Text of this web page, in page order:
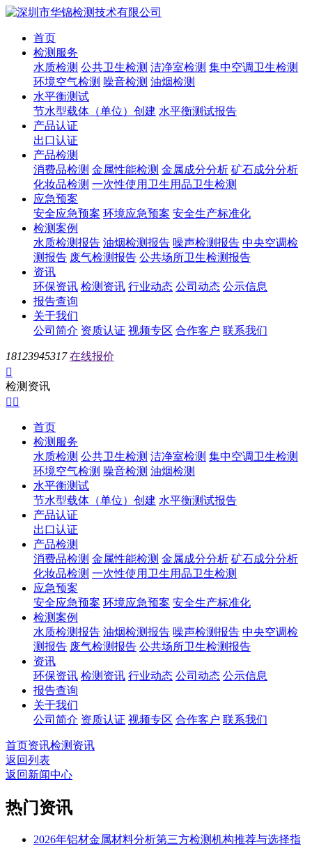
首页
检测服务
水质检测 公共卫生检测 洁净室检测 集中空调卫生检测
环境空气检测 噪音检测 油烟检测
水平衡测试
节水型载体（单位）创建 水平衡测试报告
产品认证
出口认证
产品检测
消费品检测 金属性能检测 金属成分分析 矿石成分分析
化妆品检测 一次性使用卫生用品卫生检测
应急预案
安全应急预案 环境应急预案 安全生产标准化
检测案例
水质检测报告 油烟检测报告 噪声检测报告 中央空调检
测报告 废气检测报告 公共场所卫生检测报告
资讯
环保资讯 检测资讯 行业动态 公司动态 公示信息
报告查询
关于我们
公司简介 资质认证 视频专区 合作客户 联系我们
18123945317 在线报价

检测资讯
 
首页
检测服务
水质检测 公共卫生检测 洁净室检测 集中空调卫生检测
环境空气检测 噪音检测 油烟检测
水平衡测试
节水型载体（单位）创建 水平衡测试报告
产品认证
出口认证
产品检测
消费品检测 金属性能检测 金属成分分析 矿石成分分析
化妆品检测 一次性使用卫生用品卫生检测
应急预案
安全应急预案 环境应急预案 安全生产标准化
检测案例
水质检测报告 油烟检测报告 噪声检测报告 中央空调检
测报告 废气检测报告 公共场所卫生检测报告
资讯
环保资讯 检测资讯 行业动态 公司动态 公示信息
报告查询
关于我们
公司简介 资质认证 视频专区 合作客户 联系我们
首页资讯检测资讯
返回列表
返回新闻中心
热门资讯
2026年铝材金属材料分析第三方检测机构推荐与选择指